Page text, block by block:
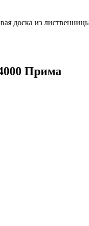
доска из
Прима